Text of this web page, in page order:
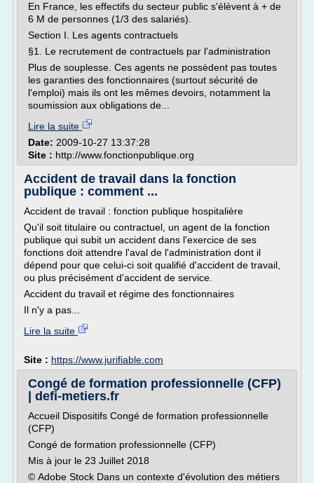
En France, les effectifs du secteur public s'élèvent à + de
6 M de personnes (1/3 des salariés).
Section I. Les agents contractuels
§1. Le recrutement de contractuels par l'administration
Plus de souplesse. Ces agents ne possèdent pas toutes
les garanties des fonctionnaires (surtout sécurité de
l'emploi) mais ils ont les mêmes devoirs, notamment la
soumission aux obligations de...
Lire la suite
Date: 2009-10-27 13:37:28
Site : http://www.fonctionpublique.org
Accident de travail dans la fonction
publique : comment ...
Accident de travail : fonction publique hospitalière
Qu'il soit titulaire ou contractuel, un agent de la fonction
publique qui subit un accident dans l'exercice de ses
fonctions doit attendre l'aval de l'administration dont il
dépend pour que celui-ci soit qualifié d'accident de travail,
ou plus précisément d'accident de service.
Accident du travail et régime des fonctionnaires
Il n'y a pas...
Lire la suite
Site : https://www.jurifiable.com
Congé de formation professionnelle (CFP)
| defi-metiers.fr
Accueil Dispositifs Congé de formation professionnelle
(CFP)
Congé de formation professionnelle (CFP)
Mis à jour le 23 Juillet 2018
© Adobe Stock Dans un contexte d'évolution des métiers